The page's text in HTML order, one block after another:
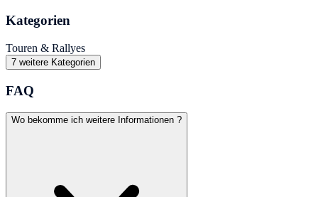
Kategorien
Touren & Rallyes
7 weitere Kategorien
FAQ
Wo bekomme ich weitere Informationen ?